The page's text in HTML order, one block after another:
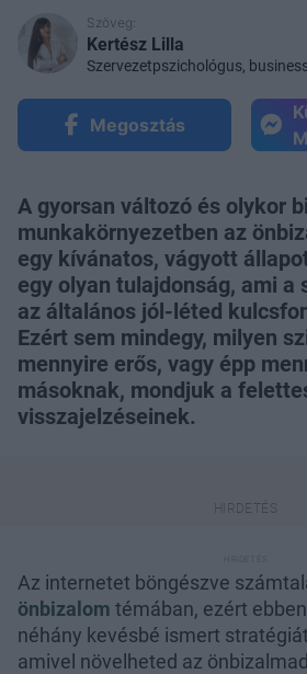
Szöveg:
Kertész Lilla
Szervezetpszichológus,
Megosztás
A gyorsan változó és olykor
munkakörnyezetben az
egy kívánatos, vágyott
egy olyan tulajdonság, ami a
az általános jól-léted
Ezért sem mindegy, milyen
mennyire erős, vagy épp
másoknak, mondjuk a
visszajelzéseinek.
Az internetet böngészve
önbizalom témában, ezért
néhány kevésbé ismert
amivel növelheted az